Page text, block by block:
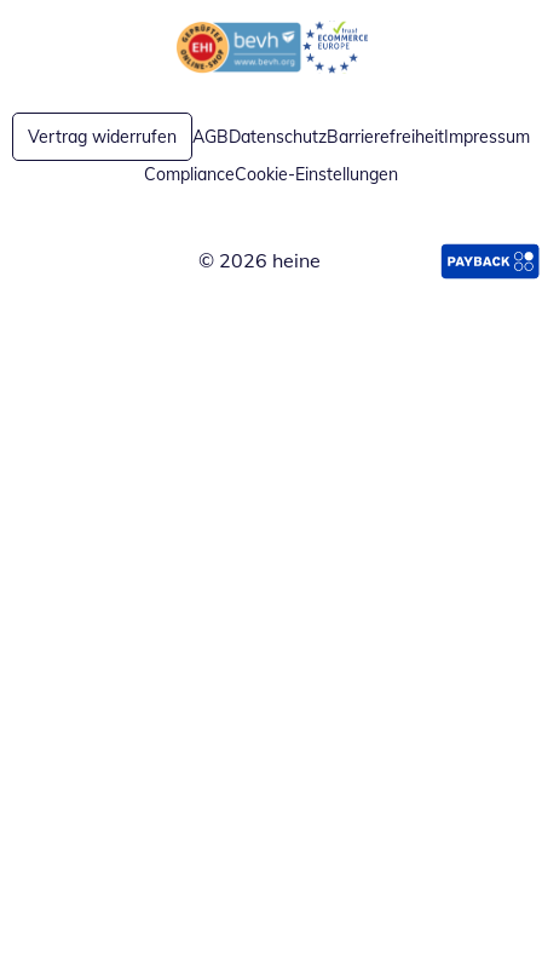
Öffnet in neuem FensterÖffnet in neuem Fenster
Vertrag widerrufen AGBDatenschutzBarrierefreiheitImpressum
ComplianceCookie-Einstellungen
© 2026 heine